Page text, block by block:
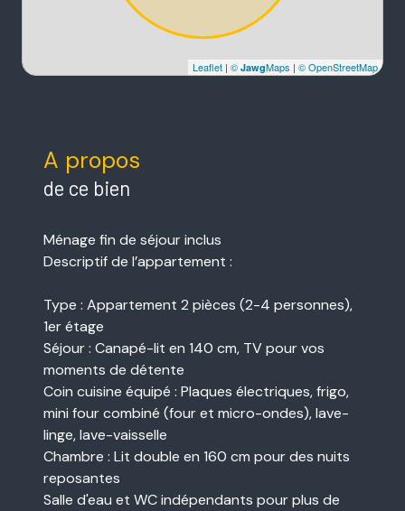
Leaflet | © JawgMaps | © OpenStreetMap
A propos
de ce bien
Ménage fin de séjour inclus
Descriptif de l’appartement :
Type : Appartement 2 pièces (2-4 personnes),
1er étage
Séjour : Canapé-lit en 140 cm, TV pour vos
moments de détente
Coin cuisine équipé : Plaques électriques, frigo,
mini four combiné (four et micro-ondes), lave-
linge, lave-vaisselle
Chambre : Lit double en 160 cm pour des nuits
reposantes
Salle d'eau et WC indépendants pour plus de